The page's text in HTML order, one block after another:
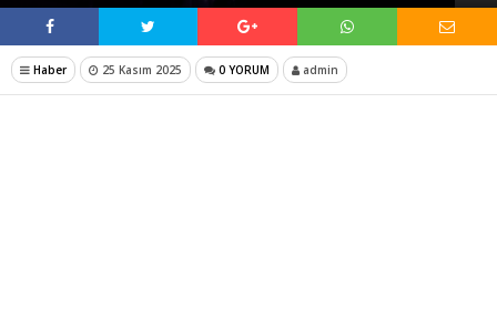
Haber 25 Kasım 2025 0 YORUM admin